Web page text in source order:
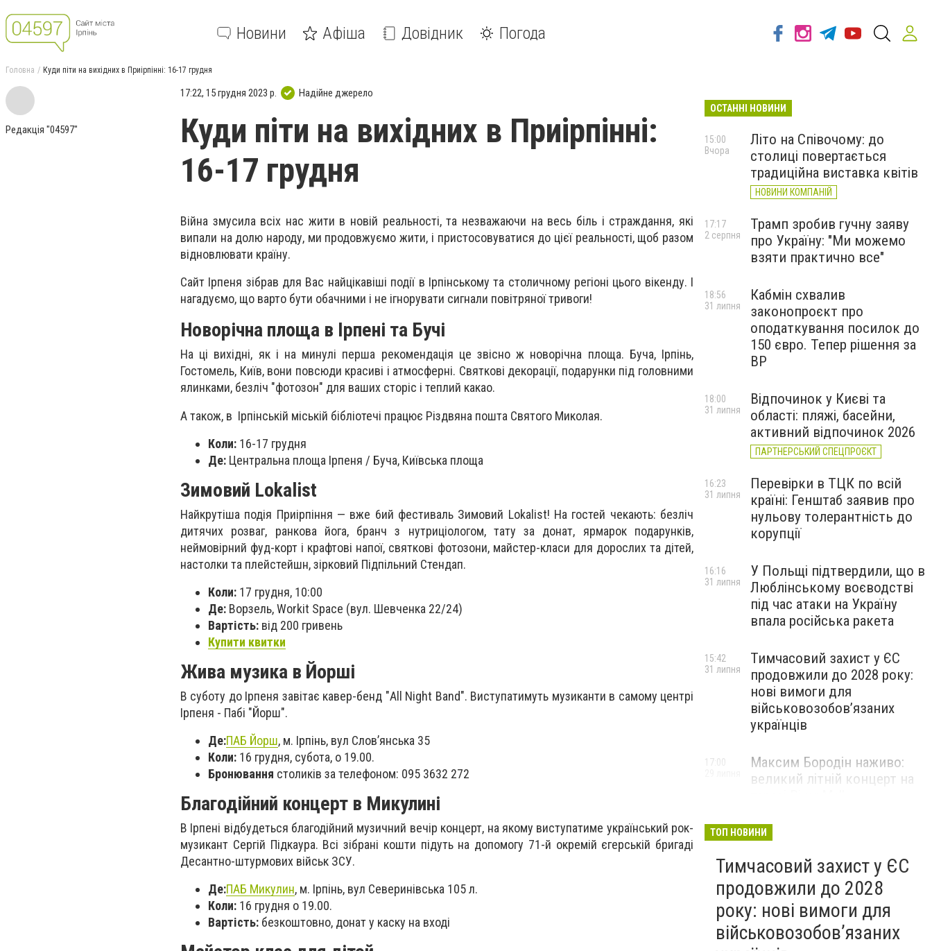
Новини Афіша Довідник Погода
Головна Куди піти на вихідних в Приірпінні: 16-17 грудня
Редакція "04597"
17:22, 15 грудня 2023 р. Надійне джерело
Куди піти на вихідних в Приірпінні:
16-17 грудня
Війна змусила всіх нас жити в новій реальності, та незважаючи на весь біль і страждання, які
випали на долю народу, ми продовжуємо жити, і пристосовуватися до цієї реальності, щоб разом
відновлювати країну.
Сайт Ірпеня зібрав для Вас найцікавіші події в Ірпінському та столичному регіоні цього вікенду. І
нагадуємо, що варто бути обачними і не ігнорувати сигнали повітряної тривоги!
Новорічна площа в Ірпені та Бучі
На ці вихідні, як і на минулі перша рекомендація це звісно ж новорічна площа. Буча, Ірпінь,
Гостомель, Київ, вони повсюди красиві і атмосферні. Святкові декорації, подарунки під головними
ялинками, безліч "фотозон" для ваших сторіс і теплий какао.
А також, в Ірпінській міській бібліотечі працює Різдвяна пошта Святого Миколая.
Коли: 16-17 грудня
Де: Центральна площа Ірпеня / Буча, Київська площа
Зимовий Lokalist
Найкрутіша подія Приірпіння — вже 6ий фестиваль Зимовий Lokalist! На гостей чекають: безліч
дитячих розваг, ранкова йога, бранч з нутриціологом, тату за донат, ярмарок подарунків,
неймовірний фуд-корт і крафтові напої, святкові фотозони, майстер-класи для дорослих та дітей,
настолки та плейстейшн, зірковий Підпільний Стендап.
Коли: 17 грудня, 10:00
Де: Ворзель, Workit Space (вул. Шевченка 22/24)
Вартість: від 200 гривень
Купити квитки
Жива музика в Йорші
В суботу до Ірпеня завітає кавер-бенд "All Night Band". Виступатимуть музиканти в самому центрі
Ірпеня - Пабі "Йорш".
Де:ПАБ Йорш, м. Ірпінь, вул Словʼянська 35
Коли: 16 грудня, субота, о 19.00.
Бронювання столиків за телефоном: 095 3632 272
Благодійний концерт в Микулині
В Ірпені відбудеться благодійний музичний вечір концерт, на якому виступатиме український рок-
музикант Сергій Підкаура. Всі зібрані кошти підуть на допомогу 71-й окремій єгерській бригаді
Десантно-штурмових військ ЗСУ.
Де:ПАБ Микулин, м. Ірпінь, вул Северинівська 105 л.
Коли: 16 грудня о 19.00.
Вартість: безкоштовно, донат у каску на вході
ОСТАННІ НОВИНИ
Літо на Співочому: до
столиці повертається
традиційна виставка квітів
НОВИНИ КОМПАНІЙ
15:00
Вчора
Трамп зробив гучну заяву
про Україну: "Ми можемо
взяти практично все"
17:17
2 серпня
Кабмін схвалив
законопроєкт про
оподаткування посилок до
150 євро. Тепер рішення за
ВР
18:56
31 липня
Відпочинок у Києві та
області: пляжі, басейни,
активний відпочинок 2026
ПАРТНЕРСЬКИЙ СПЕЦПРОЄКТ
18:00
31 липня
Перевірки в ТЦК по всій
країні: Генштаб заявив про
нульову толерантність до
корупції
16:23
31 липня
У Польщі підтвердили, що в
Люблінському воєводстві
під час атаки на Україну
впала російська ракета
16:16
31 липня
Тимчасовий захист у ЄС
продовжили до 2028 року:
нові вимоги для
військовозобов’язаних
українців
15:42
31 липня
Максим Бородін наживо:
великий літній концерт на
17:00
ТОП НОВИНИ
Тимчасовий захист у ЄС
продовжили до 2028
року: нові вимоги для
військовозобов’язаних